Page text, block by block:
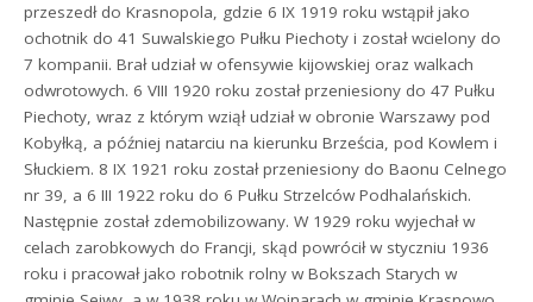
przeszedł do Krasnopola, gdzie 6 IX 1919 roku wstąpił jako
ochotnik do 41 Suwalskiego Pułku Piechoty i został wcielony do
7 kompanii. Brał udział w ofensywie kijowskiej oraz walkach
odwrotowych. 6 VIII 1920 roku został przeniesiony do 47 Pułku
Piechoty, wraz z którym wziął udział w obronie Warszawy pod
Kobyłką, a później natarciu na kierunku Brześcia, pod Kowlem i
Słuckiem. 8 IX 1921 roku został przeniesiony do Baonu Celnego
nr 39, a 6 III 1922 roku do 6 Pułku Strzelców Podhalańskich.
Następnie został zdemobilizowany. W 1929 roku wyjechał w
celach zarobkowych do Francji, skąd powrócił w styczniu 1936
roku i pracował jako robotnik rolny w Bokszach Starych w